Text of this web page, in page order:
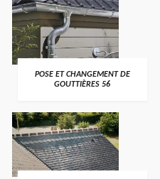
>
POSE ET CHANGEMENT DE
GOUTTIÈRES 56